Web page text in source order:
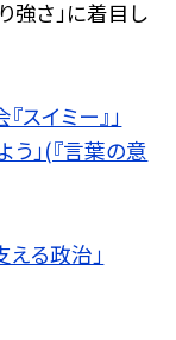
強さ」に着目し
スイミー』」
う」(『言葉の意
る政治」